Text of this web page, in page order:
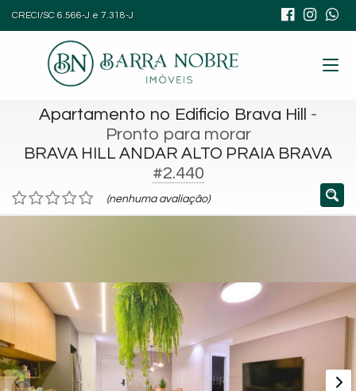
CRECI/SC 6.566-J e 7.318-J
Apartamento no Edificio Brava Hill
-
Pronto para morar
BRAVA HILL ANDAR ALTO PRAIA BRAVA
#2.440
(nenhuma avaliação)